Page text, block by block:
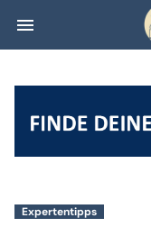
menu
Expertentipps